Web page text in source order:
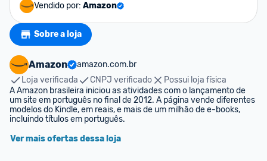
Vendido por: Amazon
Sobre a loja
Amazon
amazon.com.br
Loja verificada
CNPJ verificado
Possui loja física
A Amazon brasileira iniciou as atividades com o lançamento de
um site em português no final de 2012. A página vende diferentes
modelos do Kindle, em reais, e mais de um milhão de e-books,
incluindo títulos em português.
Ver mais ofertas dessa loja